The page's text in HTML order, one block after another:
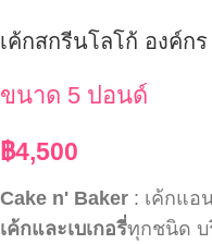
เค้กสกรีนโลโก้ องค์ก
ขนาด 5 ปอนด์
฿4,500
Cake n' Baker : เค้กแอ
เค้กและเบเกอรี่ทุกชนิด บ